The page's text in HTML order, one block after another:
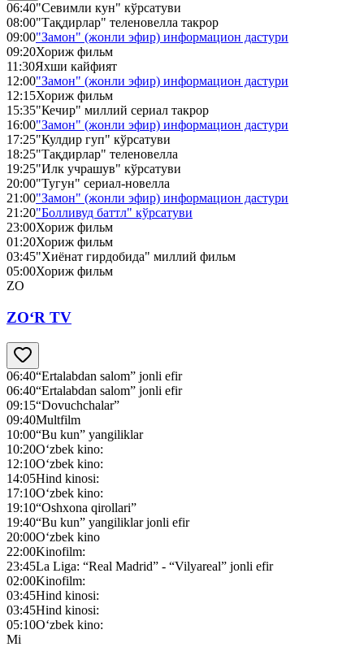
06:40"Севимли кун" кўрсатуви
08:00"Тақдирлар" теленовелла такрор
09:00"Замон" (жонли эфир) информацион дастури
09:20Хориж фильм
11:30Яхши кайфият
12:00"Замон" (жонли эфир) информацион дастури
12:15Хориж фильм
15:35"Кечир" миллий сериал такрор
16:00"Замон" (жонли эфир) информацион дастури
17:25"Кулдир гуп" кўрсатуви
18:25"Тақдирлар" теленовелла
19:25"Илк учрашув" кўрсатуви
20:00"Тугун" сериал-новелла
21:00"Замон" (жонли эфир) информацион дастури
21:20"Болливуд баттл" кўрсатуви
23:00Хориж фильм
01:20Хориж фильм
03:45"Хиёнат гирдобида" миллий фильм
05:00Хориж фильм
ZO
ZO‘R TV
06:40“Ertalabdan salom” jonli efir
06:40“Ertalabdan salom” jonli efir
09:15“Dovuchchalar”
09:40Multfilm
10:00“Bu kun” yangiliklar
10:20O‘zbek kino:
12:10O‘zbek kino:
14:05Hind kinosi:
17:10O‘zbek kino:
19:10“Oshxona qirollari”
19:40“Bu kun” yangiliklar jonli efir
20:00O‘zbek kino
22:00Kinofilm:
23:45La Liga: “Real Madrid” - “Vilyareal” jonli efir
02:00Kinofilm:
03:45Hind kinosi:
03:45Hind kinosi:
05:10O‘zbek kino:
Mi